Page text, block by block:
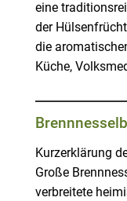
eine
der
die
Küche,
Kurzerklärung
Große
verbreitete